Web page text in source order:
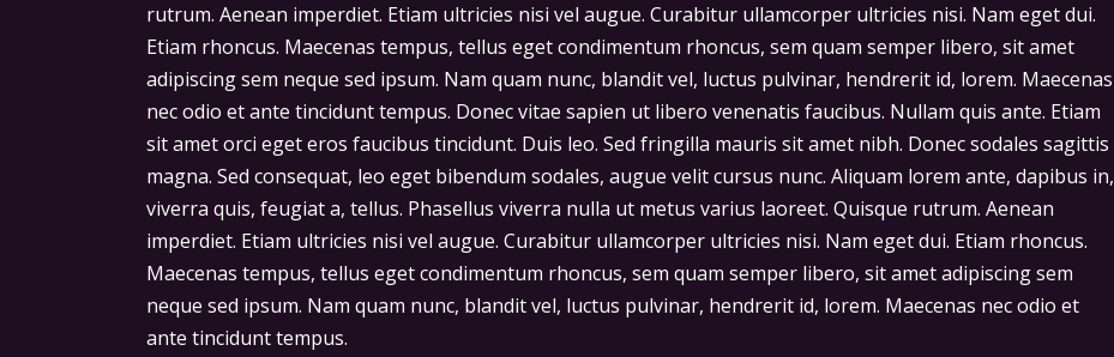
rutrum. Aenean imperdiet. Etiam ultricies nisi vel augue. Curabitur ullamcorper ultricies nisi. Nam eget dui.
Etiam rhoncus. Maecenas tempus, tellus eget condimentum rhoncus, sem quam semper libero, sit amet
adipiscing sem neque sed ipsum. Nam quam nunc, blandit vel, luctus pulvinar, hendrerit id, lorem. Maecenas
nec odio et ante tincidunt tempus. Donec vitae sapien ut libero venenatis faucibus. Nullam quis ante. Etiam
sit amet orci eget eros faucibus tincidunt. Duis leo. Sed fringilla mauris sit amet nibh. Donec sodales sagittis
magna. Sed consequat, leo eget bibendum sodales, augue velit cursus nunc. Aliquam lorem ante, dapibus in,
viverra quis, feugiat a, tellus. Phasellus viverra nulla ut metus varius laoreet. Quisque rutrum. Aenean
imperdiet. Etiam ultricies nisi vel augue. Curabitur ullamcorper ultricies nisi. Nam eget dui. Etiam rhoncus.
Maecenas tempus, tellus eget condimentum rhoncus, sem quam semper libero, sit amet adipiscing sem
neque sed ipsum. Nam quam nunc, blandit vel, luctus pulvinar, hendrerit id, lorem. Maecenas nec odio et
ante tincidunt tempus.